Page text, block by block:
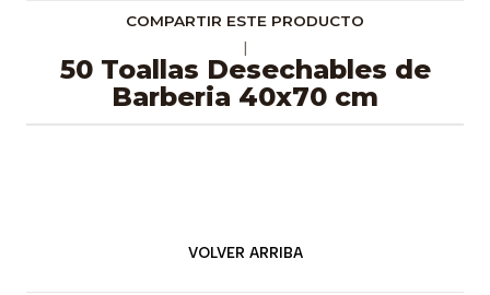
COMPARTIR ESTE PRODUCTO
50 Toallas Desechables de
Barberia 40x70 cm
VOLVER ARRIBA